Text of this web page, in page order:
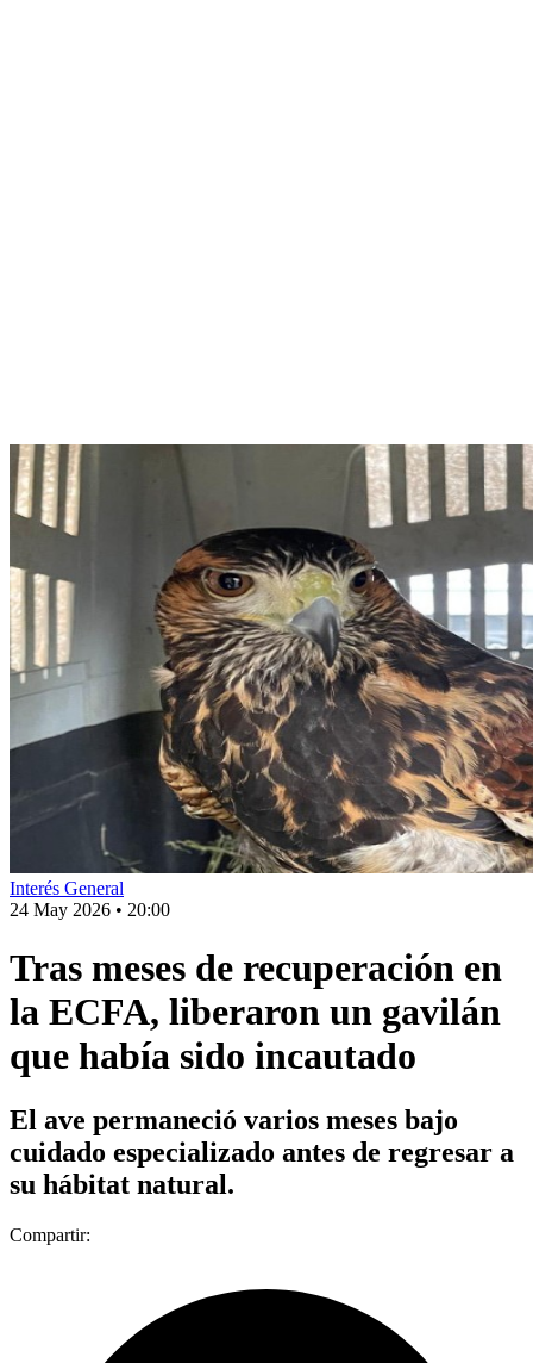
Interés General
24 May 2026 • 20:00
Tras meses de recuperación en
la ECFA, liberaron un gavilán
que había sido incautado
El ave permaneció varios meses bajo
cuidado especializado antes de regresar a
su hábitat natural.
Compartir: